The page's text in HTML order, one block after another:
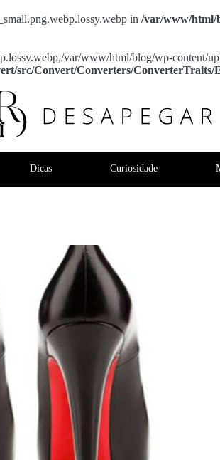
in /var/www/html/
var/www/html/blog/wp-content/
src/Convert/Converters/
Dicas Curiosidade